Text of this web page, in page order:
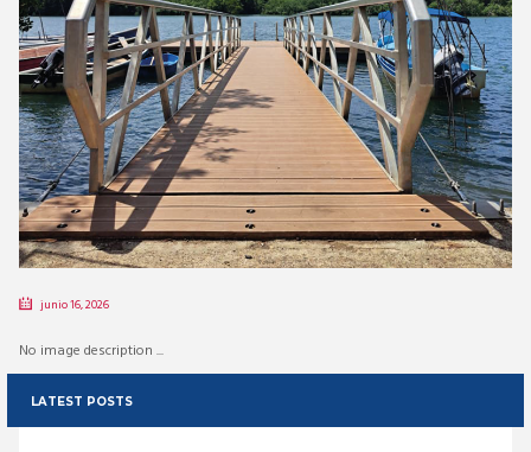
junio 16, 2026
No image description ...
LATEST POSTS